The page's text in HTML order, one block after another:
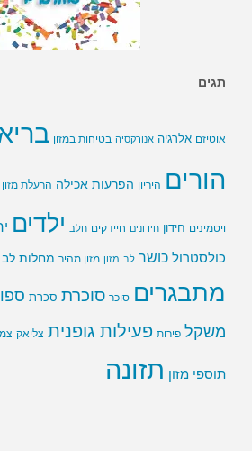
תגים
אוטיזם אלרגיה אנורקסיה בטיחות במזון
הורים היריון הפרעות אכילה הרעלת מזון
ויטמינים חידון חידונים חיידקים חלב ילדים
כולסטרול כושר לב מזון מזון מהיר מחלות לב
מתבגרים סוכר סוכרת סכרת
משקל פירות פעילות גופנית צליאק
תוספי מזון תזונה